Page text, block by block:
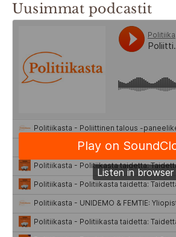
Uusimmat podcastit